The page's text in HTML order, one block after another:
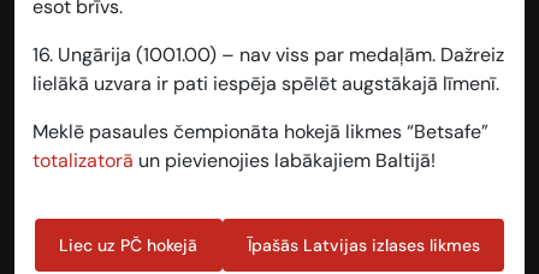
esot brīvs.
16. Ungārija (1001.00) – nav viss par medaļām. Dažreiz
lielākā uzvara ir pati iespēja spēlēt augstākajā līmenī.
Meklē pasaules čempionāta hokejā likmes “Betsafe”
totalizatorā un pievienojies labākajiem Baltijā!
Liec uz PČ hokejā Īpašās Latvijas izlases likmes